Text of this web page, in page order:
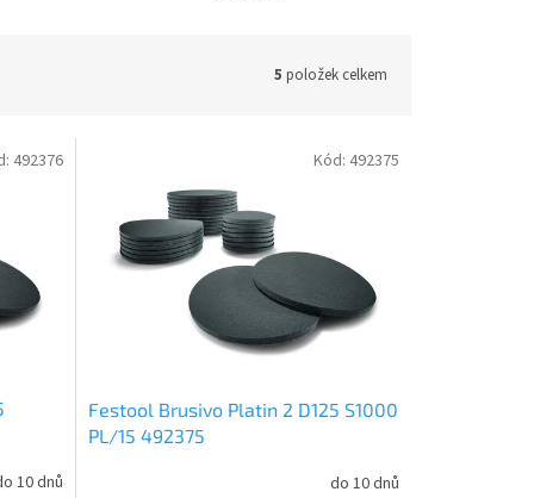
5 položek celkem
10 dnů
492376
Festool Brusivo Platin 2 D125 S1000
PL/15 492375
do 10 dnů
Kód: 492375